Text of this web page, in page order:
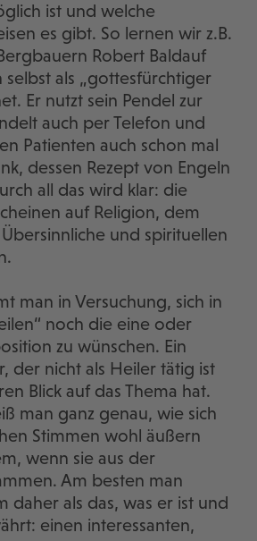
ist und welche
es gibt. So lernen wir z.B.
Robert Baldauf
selbst als „gottesfürchtiger
Er nutzt sein Pendel zur
auch per Telefon und
Patienten auch schon mal
dessen Rezept von Engeln
all das wird klar: die
auf Religion, dem
und spirituellen
man in Versuchung, sich in
noch die eine oder
zu wünschen. Ein
der nicht als Heiler tätig ist
Blick auf das Thema hat.
man ganz genau, wie sich
Stimmen wohl äußern
wenn sie aus der
Am besten man
daher als das, was er ist und
einen interessanten,